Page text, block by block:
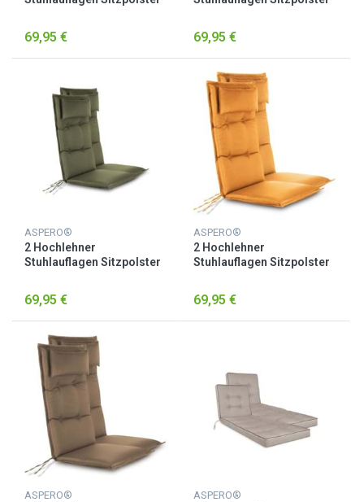
69,95 € 69,95 €
ASPERO®
2 Hochlehner
Stuhlauflagen Sitzpolster
69,95 €
ASPERO®
2 Hochlehner
Stuhlauflagen Sitzpolster
69,95 €
ASPERO® ASPERO®